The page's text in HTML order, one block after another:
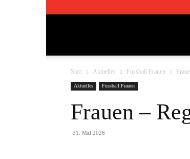
Pfedelbach
1911
Start Aktuelles Fussball Frauen
Aktuelles Fussball Frauen
Frauen –
31. Mai 2026